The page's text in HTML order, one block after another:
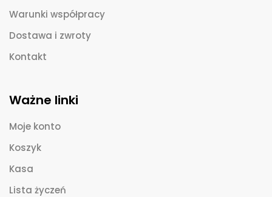
Warunki współpracy
Dostawa i zwroty
Kontakt
Ważne linki
Moje konto
Koszyk
Kasa
Lista życzeń